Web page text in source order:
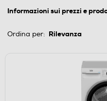
Informazioni sui prezzi e
Ordina per: